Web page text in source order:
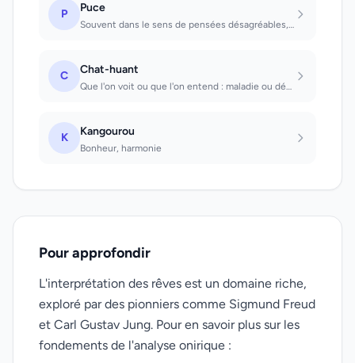
P Puce
Souvent dans le sens de pensées désagréables, qui agacent, mais qui néanmoins pe...
C Chat-huant
Que l'on voit ou que l'on entend : maladie ou décès.
K Kangourou
Bonheur, harmonie
Pour approfondir
L'interprétation des rêves est un domaine riche,
exploré par des pionniers comme Sigmund Freud
et Carl Gustav Jung. Pour en savoir plus sur les
fondements de l'analyse onirique :